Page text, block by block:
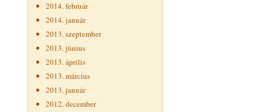
2014. február
2014. január
2013. szeptember
2013. június
2013. április
2013. március
2013. január
2012. december